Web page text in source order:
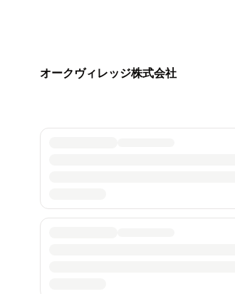
オークヴィレッジ株式会社